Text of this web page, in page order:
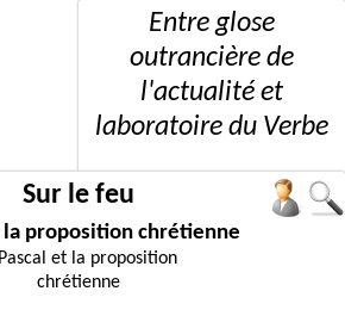
Entre glose
outrancière de
l'actualité et
laboratoire du Verbe
Sur le feu
la proposition chrétienne